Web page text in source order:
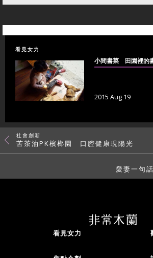
看見女力
小間書菜 田園裡的
2015 Aug 19
社會創新
苦茶油PK檳榔園 口腔健康現陽光
愛妻一句
看見女力